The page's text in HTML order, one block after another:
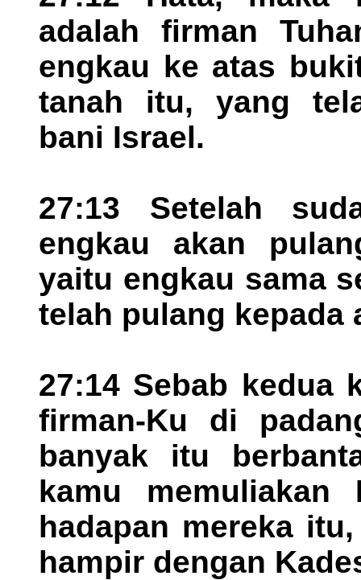
adalah firman
engkau ke atas
tanah itu, yang
bani Israel.
27:13 Setelah
engkau akan
yaitu engkau sama
telah pulang kepada
27:14 Sebab kedua
firman-Ku di
banyak itu
kamu
hadapan mereka
hampir dengan